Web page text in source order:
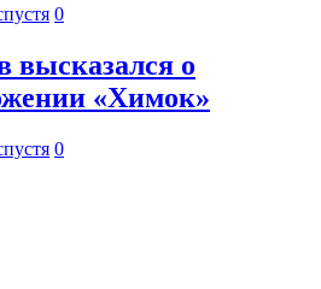
0
высказался о
«Химок»
0